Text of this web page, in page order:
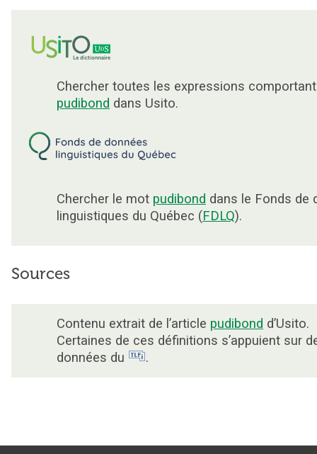
Chercher toutes les expressions
pudibond dans Usito.
Chercher le mot pudibond dans le Fonds de
linguistiques du Québec (FDLQ).
Sources
Contenu extrait de l’article pudibond d’Usito.
Certaines de ces définitions s’appuient sur
données du
.